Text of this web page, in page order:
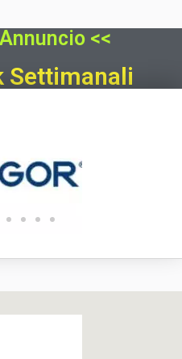
<<
Settimanali